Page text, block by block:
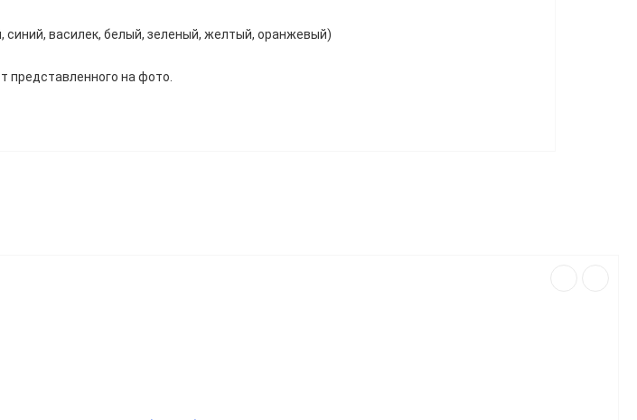
синий, василек, белый, зеленый, желтый, оранжевый)
представленного на фото.